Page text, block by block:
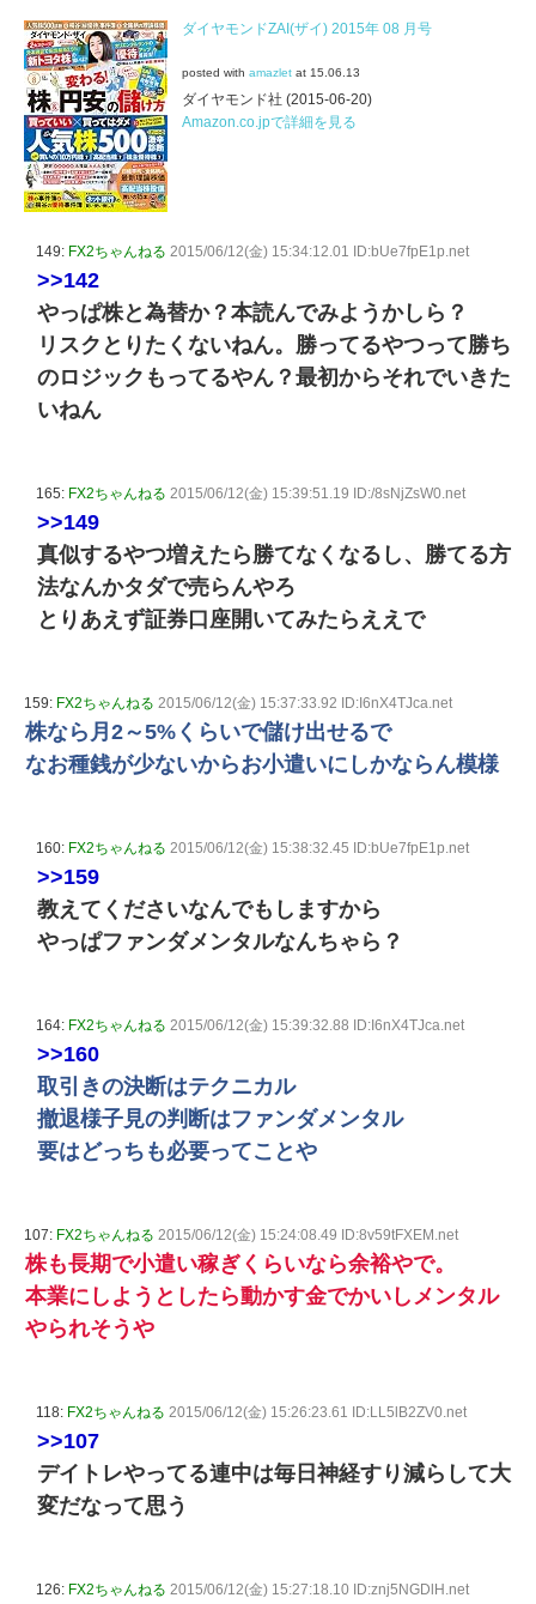
ダイヤモンドZAI(ザイ) 2015年 08 月号
posted with amazlet at 15.06.13
ダイヤモンド社 (2015-06-20)
Amazon.co.jpで詳細を見る
149: FX2ちゃんねる 2015/06/12(金) 15:34:12.01 ID:bUe7fpE1p.net
>>142
やっぱ株と為替か？本読んでみようかしら？
リスクとりたくないねん。勝ってるやつって勝ち
のロジックもってるやん？最初からそれでいきた
いねん
165: FX2ちゃんねる 2015/06/12(金) 15:39:51.19 ID:/8sNjZsW0.net
>>149
真似するやつ増えたら勝てなくなるし、勝てる方
法なんかタダで売らんやろ
とりあえず証券口座開いてみたらええで
159: FX2ちゃんねる 2015/06/12(金) 15:37:33.92 ID:I6nX4TJca.net
株なら月2～5%くらいで儲け出せるで
なお種銭が少ないからお小遣いにしかならん模様
160: FX2ちゃんねる 2015/06/12(金) 15:38:32.45 ID:bUe7fpE1p.net
>>159
教えてくださいなんでもしますから
やっぱファンダメンタルなんちゃら？
164: FX2ちゃんねる 2015/06/12(金) 15:39:32.88 ID:I6nX4TJca.net
>>160
取引きの決断はテクニカル
撤退様子見の判断はファンダメンタル
要はどっちも必要ってことや
107: FX2ちゃんねる 2015/06/12(金) 15:24:08.49 ID:8v59tFXEM.net
株も長期で小遣い稼ぎくらいなら余裕やで。
本業にしようとしたら動かす金でかいしメンタル
やられそうや
118: FX2ちゃんねる 2015/06/12(金) 15:26:23.61 ID:LL5lB2ZV0.net
>>107
デイトレやってる連中は毎日神経すり減らして大
変だなって思う
126: FX2ちゃんねる 2015/06/12(金) 15:27:18.10 ID:znj5NGDlH.net